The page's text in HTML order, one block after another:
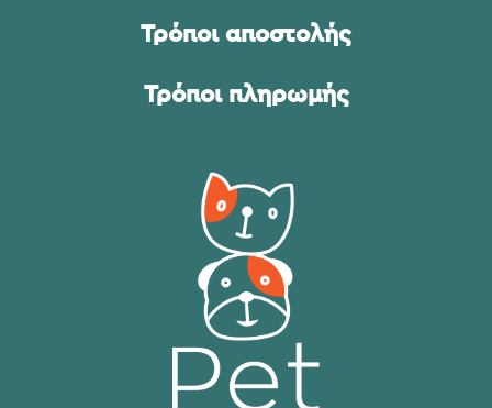
Τρόποι αποστολής
Τρόποι πληρωμής